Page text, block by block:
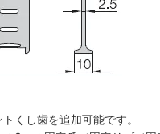
くし歯を追加可能です。